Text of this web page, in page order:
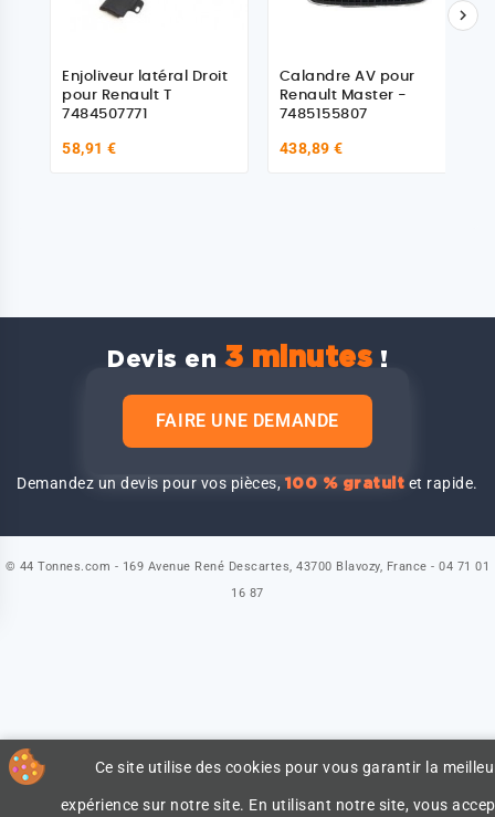
Enjoliveur latéral Droit
pour Renault T
7484507771
58,91 €
Calandre AV pour
Renault Master -
7485155807
438,89 €

Devis en 3 minutes !
FAIRE UNE DEMANDE
Demandez un devis pour vos pièces,100 % gratuit et rapide.
Ce site utilise des cookies pour vous garantir la
expérience sur notre site. En utilisant notre site, vous
© 44 Tonnes.com - 169 Avenue René Descartes, 43700 Blavozy, France - 04 71 01
16 87